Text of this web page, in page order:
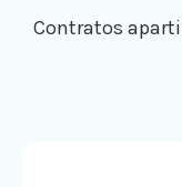
Contratos